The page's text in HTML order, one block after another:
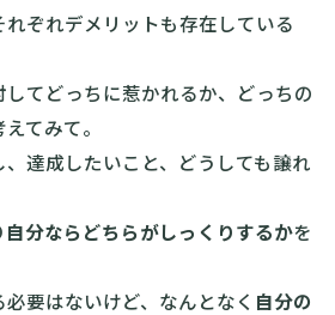
ぞれデメリットも存在している
てどっちに惹かれるか、どっちの
てみて。
達成したいこと、どうしても譲れ
自分ならどちらがしっくりするかを
要はないけど、なんとなく 自分の